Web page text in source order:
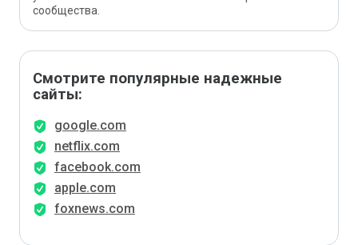
сообщества.
Смотрите популярные надежные
сайты:
google.com
netflix.com
facebook.com
apple.com
foxnews.com